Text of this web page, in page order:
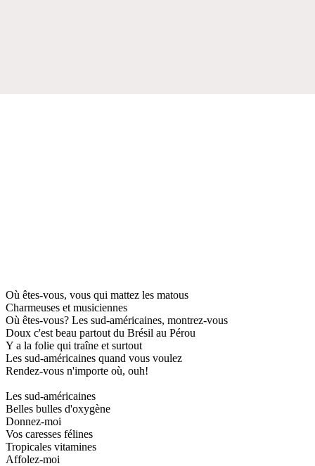
Où êtes-vous, vous qui mattez les matous
Charmeuses et musiciennes
Où êtes-vous? Les sud-américaines, montrez-vous
Doux c'est beau partout du Brésil au Pérou
Y a la folie qui traîne et surtout
Les sud-américaines quand vous voulez
Rendez-vous n'importe où, ouh!
Les sud-américaines
Belles bulles d'oxygène
Donnez-moi
Vos caresses félines
Tropicales vitamines
Affolez-moi